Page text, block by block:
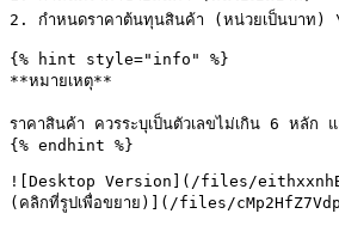
2. กำหนดราคาต้นทุนสินค้า (หน่วยเป็นบาท)
{% hint style="info" %}
**หมายเหตุ**
ราคาสินค้า ควรระบุเป็นตัวเลขไม่เกิน 6 หลัก
{% endhint %}
![Desktop Version](/files/
(คลิกที่รูปเพื่อขยาย)](/files/